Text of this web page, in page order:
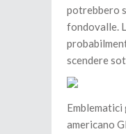
potrebbero
fondovalle.
scendere
americano